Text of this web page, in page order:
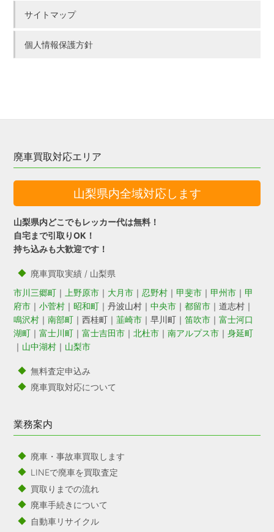
サイトマップ
個人情報保護方針
廃車買取対応エリア
山梨県内全域対応します
山梨県内どこでもレッカー代は無料！
自宅まで引取りOK！
持ち込みも大歓迎です！
廃車買取実績 / 山梨県
市川三郷町 ｜ 上野原市 ｜ 大月市 ｜ 忍野村 ｜ 甲斐市 ｜ 甲州市 ｜ 甲
府市 ｜小菅村 ｜ 昭和町 ｜丹波山村｜中央市 ｜都留市 ｜道志村｜
鳴沢村 ｜南部町 ｜西桂町｜韮崎市 ｜早川町｜笛吹市 ｜富士河口
湖町 ｜富士川町 ｜富士吉田市 ｜北杜市 ｜南アルプス市 ｜身延町
｜ 山中湖村 ｜ 山梨市
無料査定申込み
廃車買取対応について
業務案内
廃車・事故車買取します
LINEで廃車を買取査定
買取りまでの流れ
廃車手続きについて
自動車リサイクル